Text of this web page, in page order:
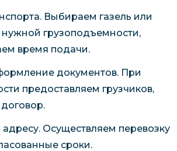
Выбираем газель или
грузоподъемности,
время подачи.
документов. При
предоставляем грузчиков,
адресу. Осуществляем перевозку
сроки.